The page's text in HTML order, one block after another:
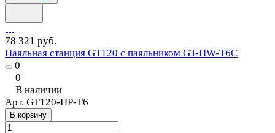
78 321 руб.
Паяльная станция GT120 с паяльником GT-HW-T6C
0
0
В наличии
Арт. GT120-HP-T6
В корзину